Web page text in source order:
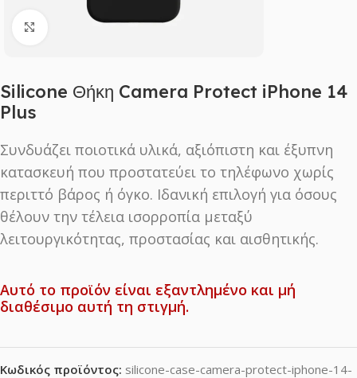
Click to enlarge
Silicone Θήκη Camera Protect iPhone 14
Plus
Συνδυάζει ποιοτικά υλικά, αξιόπιστη και έξυπνη
κατασκευή που προστατεύει το τηλέφωνο χωρίς
περιττό βάρος ή όγκο. Ιδανική επιλογή για όσους
θέλουν την τέλεια ισορροπία μεταξύ
λειτουργικότητας, προστασίας και αισθητικής.
Αυτό το προϊόν είναι εξαντλημένο και μή
διαθέσιμο αυτή τη στιγμή.
Κωδικός προϊόντος: silicone-case-camera-protect-iphone-14-